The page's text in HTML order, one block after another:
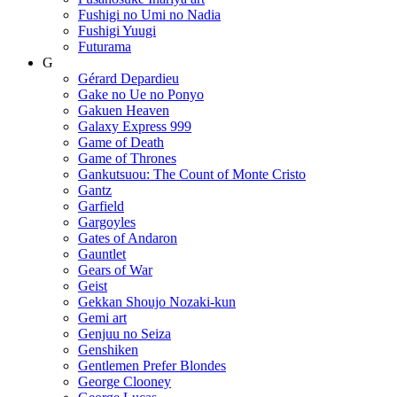
Fushigi no Umi no Nadia
Fushigi Yuugi
Futurama
G
Gérard Depardieu
Gake no Ue no Ponyo
Gakuen Heaven
Galaxy Express 999
Game of Death
Game of Thrones
Gankutsuou: The Count of Monte Cristo
Gantz
Garfield
Gargoyles
Gates of Andaron
Gauntlet
Gears of War
Geist
Gekkan Shoujo Nozaki-kun
Gemi art
Genjuu no Seiza
Genshiken
Gentlemen Prefer Blondes
George Clooney